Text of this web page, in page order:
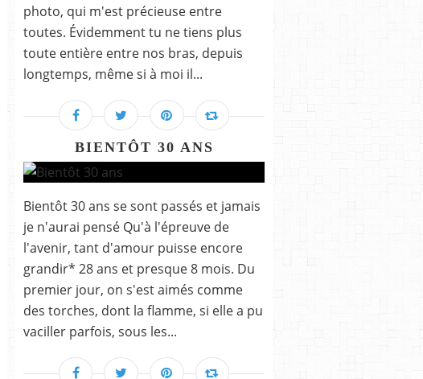
photo, qui m'est précieuse entre
toutes. Évidemment tu ne tiens plus
toute entière entre nos bras, depuis
longtemps, même si à moi il...
BIENTÔT 30 ANS
Bientôt 30 ans se sont passés et jamais
je n'aurai pensé Qu'à l'épreuve de
l'avenir, tant d'amour puisse encore
grandir* 28 ans et presque 8 mois. Du
premier jour, on s'est aimés comme
des torches, dont la flamme, si elle a pu
vaciller parfois, sous les...